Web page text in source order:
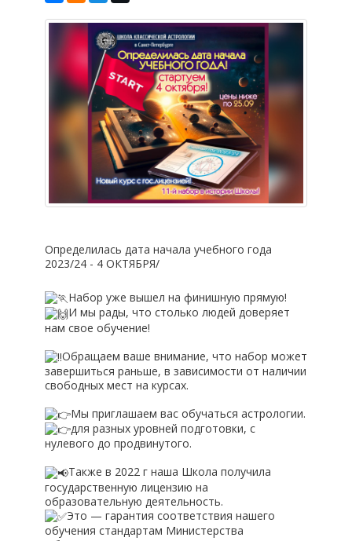
Определилась дата начала учебного года
2023/24 - 4 ОКТЯБРЯ/
Набор уже вышел на финишную прямую!
И мы рады, что столько людей доверяет
нам свое обучение!
Обращаем ваше внимание, что набор может
завершиться раньше, в зависимости от наличии
свободных мест на курсах.
Мы приглашаем вас обучаться астрологии.
для разных уровней подготовки, с
нулевого до продвинутого.
Также в 2022 г наша Школа получила
государственную лицензию на
образовательную деятельность.
Это — гарантия соответствия нашего
обучения стандартам Министерства